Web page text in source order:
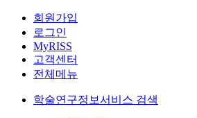
회원가입
로그인
MyRISS
고객센터
전체메뉴
학술연구정보서비스 검색